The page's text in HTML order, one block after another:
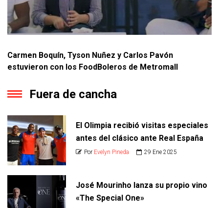
Carmen Boquín, Tyson Nuñez y Carlos Pavón
estuvieron con los FoodBoleros de Metromall
Fuera de cancha
El Olimpia recibió visitas especiales
antes del clásico ante Real España
Por Evelyn Pineda 29 Ene 2025
José Mourinho lanza su propio vino
«The Special One»